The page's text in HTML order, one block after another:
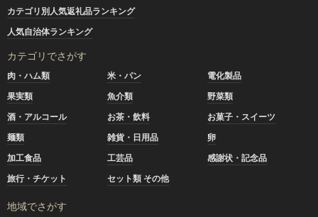
カテゴリ別人気返礼品ランキング
人気自治体ランキング
カテゴリでさがす
肉・ハム類 米・パン
電化製品
果実類
魚介類
野菜類
酒・アルコール
お茶・飲料
お菓子・スイーツ
麺類
雑貨・日用品
卵
加工食品
工芸品
感謝状・記念品
旅行・チケット
セット類 その他
地域でさがす